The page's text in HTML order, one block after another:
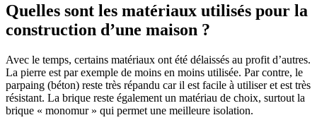
Quelles sont les matériaux utilisés pour la
construction d’une maison ?
Avec le temps, certains matériaux ont été délaissés au profit d’autres.
La pierre est par exemple de moins en moins utilisée. Par contre, le
parpaing (béton) reste très répandu car il est facile à utiliser et est très
résistant. La brique reste également un matériau de choix, surtout la
brique « monomur » qui permet une meilleure isolation.